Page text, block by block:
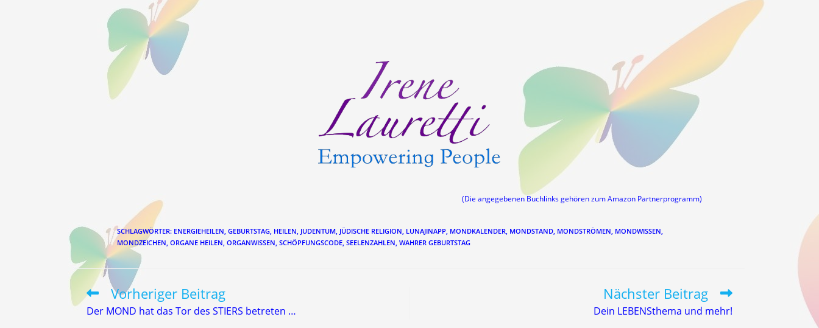
(Die angegebenen Buchlinks gehören zum Amazon Partnerprogramm)
SCHLAGWÖRTER: ENERGIEHEILEN, GEBURTSTAG, HEILEN, JUDENTUM, JÜDISCHE RELIGION, LUNAJINAPP, MONDKALENDER, MONDSTAND, MONDSTRÖMEN, MONDWISSEN,
MONDZEICHEN, ORGANE HEILEN, ORGANWISSEN, SCHÖPFUNGSCODE, SEELENZAHLEN, WAHRER GEBURTSTAG
Weitere
ansehen
Vorheriger Beitrag
Der MOND hat das Tor des STIERS betreten …
Nächster Beitrag
Dein LEBENSthema und mehr!